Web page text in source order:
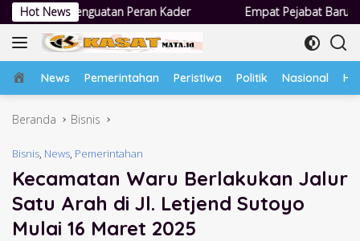
Langsung
ke
konten
Hot News
Kader Empat Pejabat Baru Pemdes Semampir
Home
News Pemerintahan Peristiwa Politik Nasional
Beranda Bisnis
Bisnis, News, Pemerintahan
Kecamatan Waru Berlakukan Jalur
Satu Arah di Jl. Letjend Sutoyo
Mulai 16 Maret 2025